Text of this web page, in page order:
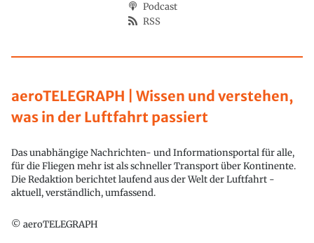
aeroTELEGRAPH | Wissen und verstehen,
was in der Luftfahrt passiert
Das unabhängige Nachrichten- und Informationsportal für alle,
für die Fliegen mehr ist als schneller Transport über Kontinente.
Die Redaktion berichtet laufend aus der Welt der Luftfahrt -
aktuell, verständlich, umfassend.
© aeroTELEGRAPH
Podcast
RSS